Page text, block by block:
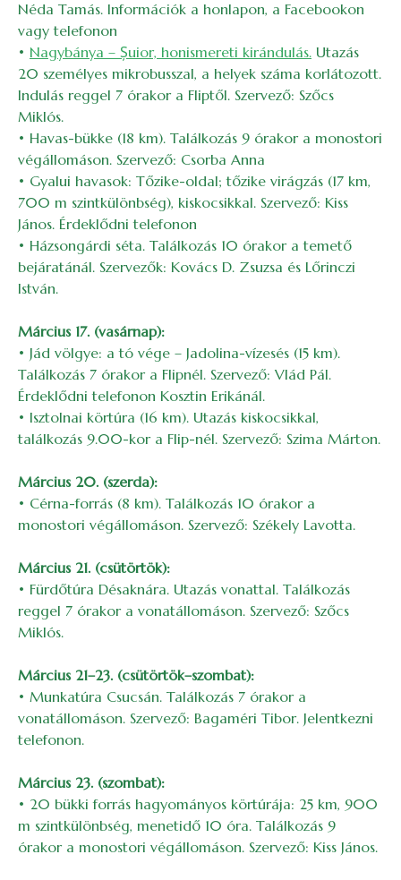
Néda Tamás. Információk a honlapon, a Facebookon
vagy telefonon
• Nagybánya – Șuior, honismereti kirándulás. Utazás
20 személyes mikrobusszal, a helyek száma korlátozott.
Indulás reggel 7 órakor a Fliptől. Szervező: Szőcs
Miklós.
• Havas-bükke (18 km). Találkozás 9 órakor a monostori
végállomáson. Szervező: Csorba Anna
• Gyalui havasok: Tőzike-oldal; tőzike virágzás (17 km,
700 m szintkülönbség), kiskocsikkal. Szervező: Kiss
János. Érdeklődni telefonon
• Házsongárdi séta. Találkozás 10 órakor a temető
bejáratánál. Szervezők: Kovács D. Zsuzsa és Lőrinczi
István.
Március 17. (vasárnap):
• Jád völgye: a tó vége – Jadolina-vízesés (15 km).
Találkozás 7 órakor a Flipnél. Szervező: Vlád Pál.
Érdeklődni telefonon Kosztin Erikánál.
• Isztolnai körtúra (16 km). Utazás kiskocsikkal,
találkozás 9.00-kor a Flip-nél. Szervező: Szima Márton.
Március 20. (szerda):
• Cérna-forrás (8 km). Találkozás 10 órakor a
monostori végállomáson. Szervező: Székely Lavotta.
Március 21. (csütörtök):
• Fürdőtúra Désaknára. Utazás vonattal. Találkozás
reggel 7 órakor a vonatállomáson. Szervező: Szőcs
Miklós.
Március 21–23. (csütörtök–szombat):
• Munkatúra Csucsán. Találkozás 7 órakor a
vonatállomáson. Szervező: Bagaméri Tibor. Jelentkezni
telefonon.
Március 23. (szombat):
• 20 bükki forrás hagyományos körtúrája: 25 km, 900
m szintkülönbség, menetidő 10 óra. Találkozás 9
órakor a monostori végállomáson. Szervező: Kiss János.